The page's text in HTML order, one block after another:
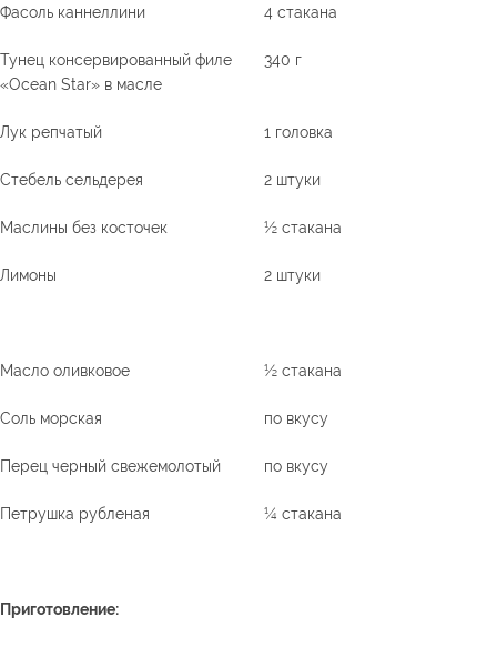
Фасоль каннеллини 4 стакана
Тунец консервированный филе
«Ocean Star» в масле
340 г
Лук репчатый 1 головка
Стебель сельдерея 2 штуки
Маслины без косточек ½ стакана
Лимоны 2 штуки
Масло оливковое ½ стакана
Соль морская по вкусу
Перец черный свежемолотый по вкусу
Петрушка рубленая ¼ стакана
Приготовление: